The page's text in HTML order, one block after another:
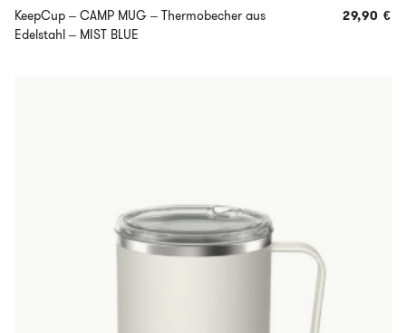
KeepCup – CAMP MUG – Thermobecher aus
Edelstahl – MIST BLUE
29,90 €